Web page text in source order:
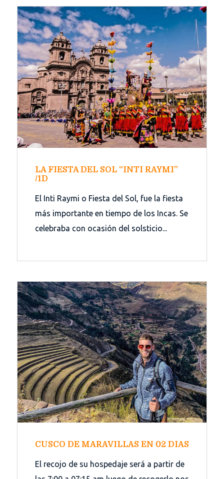
LA FIESTA DEL SOL “INTI RAYMI”
/1D
El Inti Raymi o Fiesta del Sol, fue la fiesta
más importante en tiempo de los Incas. Se
celebraba con ocasión del solsticio...
CUSCO DE MARAVILLAS EN 02 DIAS
El recojo de su hospedaje será a partir de